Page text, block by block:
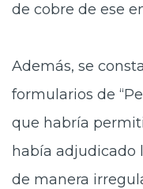
de cobre de ese
Además, se
formularios de
que habría
había adjudicado
de manera